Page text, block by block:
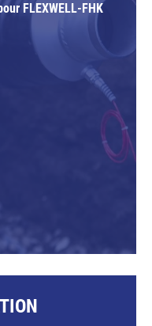
FLEXWELL-FHK